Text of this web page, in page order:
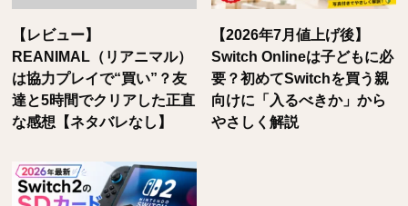
【レビュー】
REANIMAL（リアニマル）
は協力プレイで“買い”？友
達と5時間でクリアした正直
な感想【ネタバレなし】
【2026年7月値上げ後】
Switch Onlineは子どもに必
要？初めてSwitchを買う親
向けに「入るべきか」から
やさしく解説